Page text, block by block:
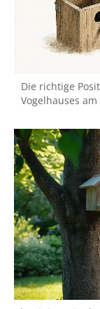
Die richtige
Vogelhauses